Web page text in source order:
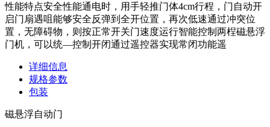
性能特点安全性能通电时，用手轻推门体4cm行程，门自动开
启门扇遇咀能够安全反弹到全开位置，再次低速通过冲突位
置，无障碍物，则按正常开关门速度运行智能控制两桯磁悬浮
门机，可以统—控制开闭通过遥控器实现常闭功能遥
详细信息
规格参数
包装
磁悬浮自动门